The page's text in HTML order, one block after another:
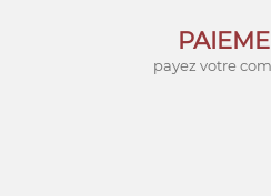
payez votre